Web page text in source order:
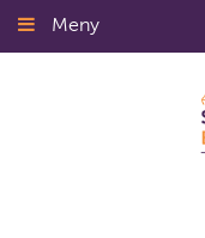
Gå
till
Meny